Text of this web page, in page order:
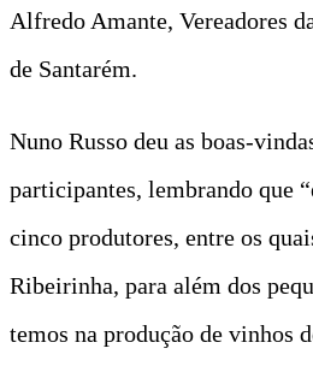
Alfredo Amante, Vereadores
de Santarém.
Nuno Russo deu as boas-
participantes, lembrando que
cinco produtores, entre os
Ribeirinha, para além dos
temos na produção de vinhos